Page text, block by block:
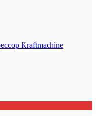
Kraftmaсhine